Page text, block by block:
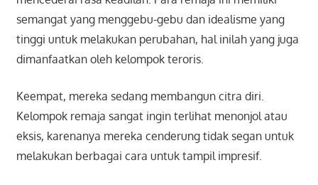
semangat yang menggebu-gebu dan idealisme yang
tinggi untuk melakukan perubahan, hal inilah yang juga
dimanfaatkan oleh kelompok teroris.
Keempat, mereka sedang membangun citra diri.
Kelompok remaja sangat ingin terlihat menonjol atau
eksis, karenanya mereka cenderung tidak segan untuk
melakukan berbagai cara untuk tampil impresif.